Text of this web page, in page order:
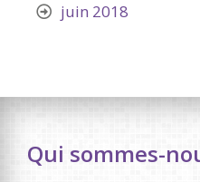
juin 2018
Qui sommes-